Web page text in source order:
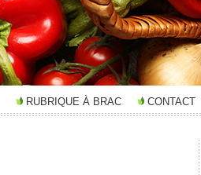
RUBRIQUE À BRAC CONTACT